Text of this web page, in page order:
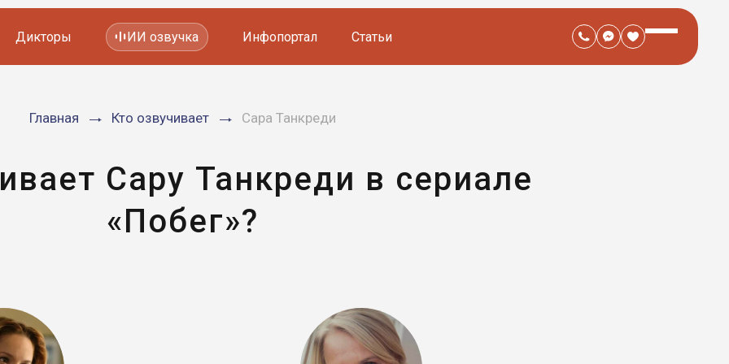
Мультфильмов
Дикторы ИИ озвучка Инфопортал Статьи
Главная Кто озвучивает Сара Танкреди
Сару Танкреди в сериале
«Побег»?